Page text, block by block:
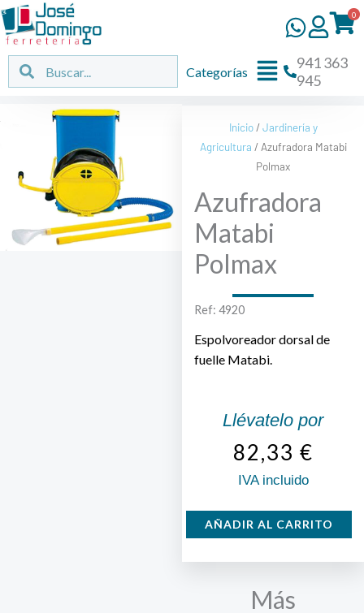
Ir
al
contenido
0
Buscar Buscar
Flyout
Categorías
941 363
945
Inicio/Jardinería y
Agricultura / Azufradora Matabi
Polmax
Azufradora
Matabi
Polmax
Ref: 4920
Espolvoreador dorsal de
fuelle Matabi.
Llévatelo por
82,33 €
IVA incluido
Azufradora
Matabi
AÑADIR AL CARRITO
Más